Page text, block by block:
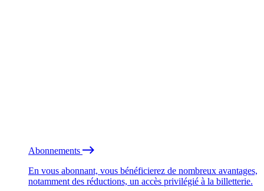
Abonnements
En vous abonnant, vous bénéficierez de nombreux avantages,
notamment des réductions, un accès privilégié à la billetterie.